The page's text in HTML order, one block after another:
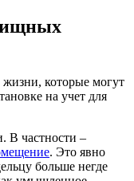
которые могут
на учет для
В частности –
. Это явно
больше негде